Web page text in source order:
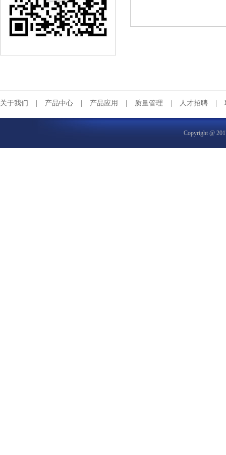
关于我们 产品中心 产品应用 质量管理 人才招聘
Copyright @